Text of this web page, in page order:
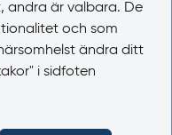
andra är valbara. De
och som
ändra ditt
i sidfoten